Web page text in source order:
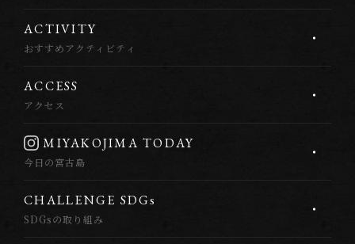
ACTIVITY
おすすめアクティビティ
ACCESS
アクセス
MIYAKOJIMA TODAY
今日の宮古島
CHALLENGE SDGs
SDGsの取り組み